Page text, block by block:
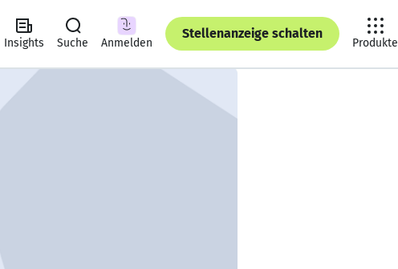
Insights Suche Anmelden
Stellenanzeige schalten
Produkte